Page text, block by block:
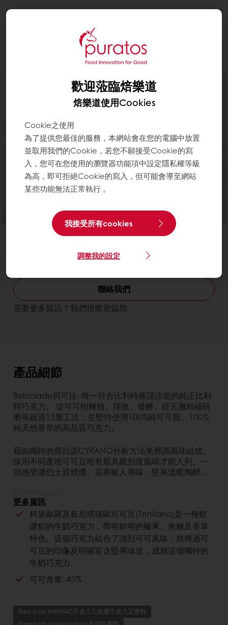
Chocolate巧克力
Free from NAFNAC不含人工色素不含人工香料
比利時貝可拉產地精選- 委內瑞拉牛
聯絡我們
需要更多資訊？我們很樂意協助
產品細節
Belcolade貝可拉- 唯一符合比利時嚴謹法規的純正比利
時巧克力。 從可可樹種植、採收、發酵、經五層精細研
磨等超過15層工法；並堅持使用100%純可可脂、100%
純天然香草的高品質巧克力。
藉由獨特的席拉諾CYRANO分析方法來辨識風味組成。
採用不同產地可可豆唯有最具鑑別度風味才能入列。一
同感受濃烈土質煙燻、花香耐人尋味、堅果溫暖陶醉…
對店家的好處
獨特風味
純正比利時巧克力- 最專業的品質
對消費者的好處
自然且獨特有深度的風味
優質的比利時純正巧克力
更多資訊
科里歐羅及崔尼塔瑞歐可可豆(Trinitario)是一種較
濃郁的牛奶巧克力，帶有鮮明的榛果、焦糖及香草
特色。這個巧克力結合了強烈可可風味，烘烤過可
可豆的印像及明確富含堅果味道，成就這個獨特的
牛奶巧克力。
可可含量: 43%
Free from NAFNAC不含人工色素不含人工香料
歡迎蒞臨焙樂道
焙樂道使用Cookies
Cookie之使用
為了提供您最佳的服務，本網站會在您的電腦中放置
並取用我們的Cookie，若您不願接受Cookie的寫
入，您可在您使用的瀏覽器功能項中設定隱私權等級
為高，即可拒絕Cookie的寫入，但可能會導至網站
某些功能無法正常執行 。
我接受所有cookies
調整我的設定